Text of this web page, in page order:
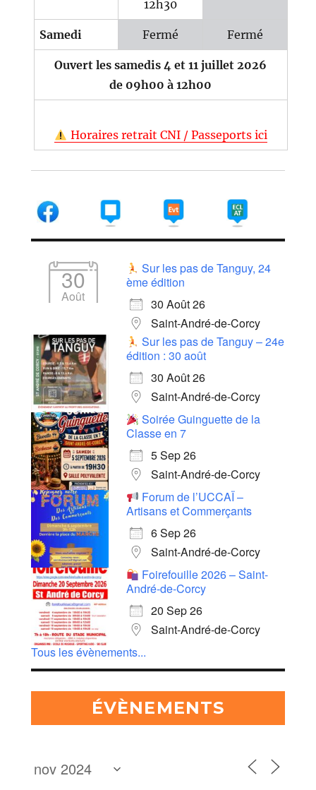
12h30
Samedi Fermé Fermé
Ouvert les samedis 4 et 11 juillet 2026
de 09h00 à 12h00
Horaires retrait CNI / Passeports ici
30
Août
Sur les pas de Tanguy, 24
ème édition
30 Août 26
Saint-André-de-Corcy
Sur les pas de Tanguy – 24e
édition : 30 août
30 Août 26
Saint-André-de-Corcy
Soirée Guinguette de la
Classe en 7
5 Sep 26
Saint-André-de-Corcy
Forum de l’UCCAÏ –
Artisans et Commerçants
6 Sep 26
Saint-André-de-Corcy
Foirefouille 2026 – Saint-
André-de-Corcy
20 Sep 26
Saint-André-de-Corcy
Tous les évènements...
ÉVÈNEMENTS